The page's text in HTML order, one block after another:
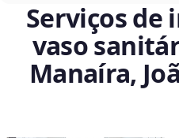
Serviços de
vaso
Manaíra,